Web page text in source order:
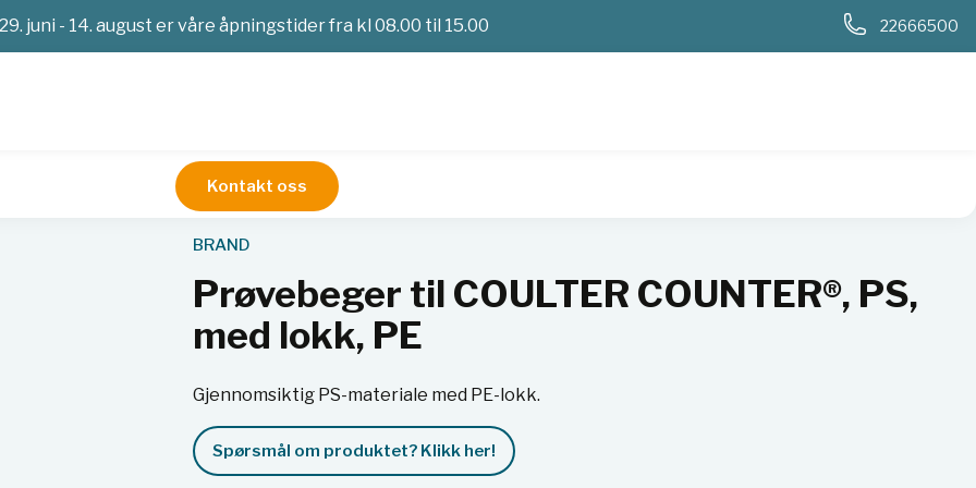
29. juni - 14. august er våre åpningstider fra kl 08.00 til 15.00 22666500
Kontakt oss
COUNTER®, PS, med lokk, PE
BRAND
Prøvebeger til COULTER COUNTER®, PS,
med lokk, PE
Gjennomsiktig PS-materiale med PE-lokk.
Spørsmål om produktet? Klikk her!